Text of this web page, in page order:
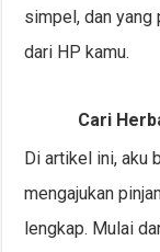
simpel, dan yang
dari HP kamu.
Cari
Di artikel ini, aku
mengajukan
lengkap. Mulai